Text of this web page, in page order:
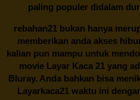
paling populer didalam
rebahan21bukan hanya
memberikan anda akses
kalian pun mampu untuk
movie Layar Kaca 21 yang
Bluray. Anda bahkan bisa
Layarkaca21 waktu ini